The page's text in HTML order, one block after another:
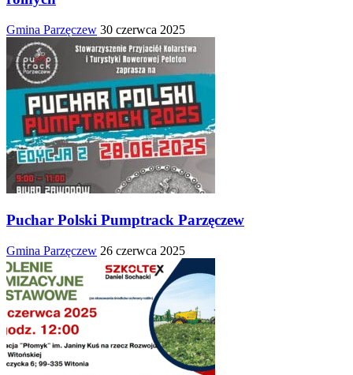
Gmina Parzęczew 30 czerwca 2025
Puchar Polski Pumptrack Parzęczew
Gmina Parzęczew 26 czerwca 2025